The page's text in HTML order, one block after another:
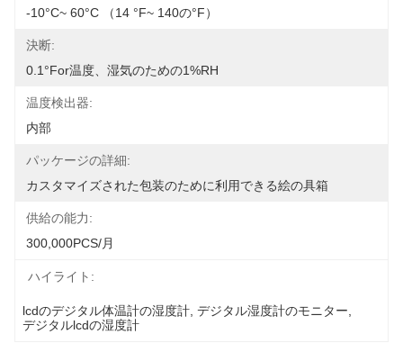
-10°C~ 60°C （14 °F~ 140の°F）
決断:
0.1°for温度、湿気のための1%RH
温度検出器:
内部
パッケージの詳細:
カスタマイズされた包装のために利用できる絵の具箱
供給の能力:
300,000PCS/月
ハイライト:
lcdのデジタル体温計の湿度計 デジタル湿度計のモニター
デジタルlcdの湿度計